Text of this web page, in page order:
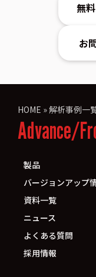
無
お
HOME »解析事例一
Advance/
製品
バージョンアップ
資料一覧
ニュース
よくある質問
採用情報